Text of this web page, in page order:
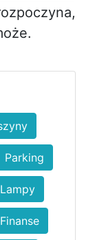
Parking
Lampy
Finanse